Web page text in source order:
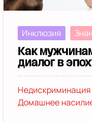
Инклюзия
Как
диалог в
Недискриминация
Домашнее